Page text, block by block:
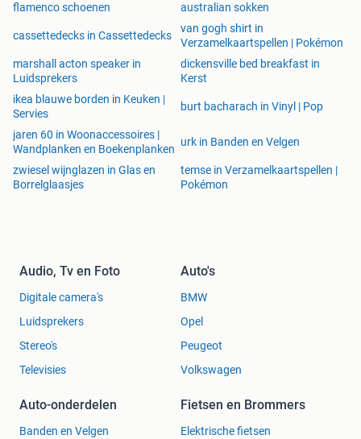
flamenco schoenen
australian sokken
cassettedecks in Cassettedecks
van gogh shirt in
Verzamelkaartspellen | Pokémon
marshall acton speaker in
Luidsprekers
dickensville bed breakfast in
Kerst
ikea blauwe borden in Keuken |
Servies
burt bacharach in Vinyl | Pop
jaren 60 in Woonaccessoires |
Wandplanken en Boekenplanken
urk in Banden en Velgen
zwiesel wijnglazen in Glas en
Borrelglaasjes
temse in Verzamelkaartspellen |
Pokémon
Audio, Tv en Foto
Digitale camera's
Luidsprekers
Stereo's
Televisies
Auto's
BMW
Opel
Peugeot
Volkswagen
Auto-onderdelen
Banden en Velgen
Fietsen en Brommers
Elektrische fietsen